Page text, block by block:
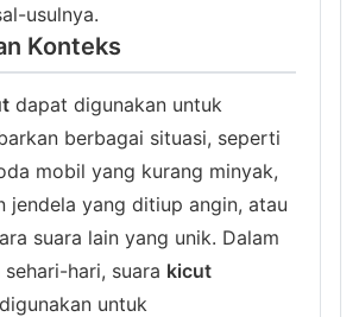
usulnya.
Konteks
dapat digunakan untuk
berbagai situasi, seperti
mobil yang kurang minyak,
jendela yang ditiup angin, atau
suara lain yang unik. Dalam
hari, suara kicut
untuk